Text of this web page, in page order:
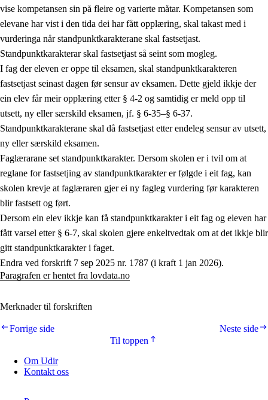
vise kompetansen sin på fleire og varierte måtar. Kompetansen som
elevane har vist i den tida dei har fått opplæring, skal takast med i
vurderinga når standpunktkarakterane skal fastsetjast.
Standpunktkarakterar skal fastsetjast så seint som mogleg.
I fag der eleven er oppe til eksamen, skal standpunktkarakteren
fastsetjast seinast dagen før sensur av eksamen. Dette gjeld ikkje der
ein elev får meir opplæring etter § 4-2 og samtidig er meld opp til
utsett, ny eller særskild eksamen, jf. § 6-35–§ 6-37.
Standpunktkarakterane skal då fastsetjast etter endeleg sensur av utsett,
ny eller særskild eksamen.
Faglærarane set standpunktkarakter. Dersom skolen er i tvil om at
reglane for fastsetjing av standpunktkarakter er følgde i eit fag, kan
skolen krevje at faglæraren gjer ei ny fagleg vurdering før karakteren
blir fastsett og ført.
Dersom ein elev ikkje kan få standpunktkarakter i eit fag og eleven har
fått varsel etter § 6-7, skal skolen gjere enkeltvedtak om at det ikkje blir
gitt standpunktkarakter i faget.
Endra ved forskrift 7 sep 2025 nr. 1787 (i kraft 1 jan 2026).
Paragrafen er hentet fra lovdata.no
Merknader til forskriften
Neste side
Forrige side
Til toppen
Om Udir
Kontakt oss